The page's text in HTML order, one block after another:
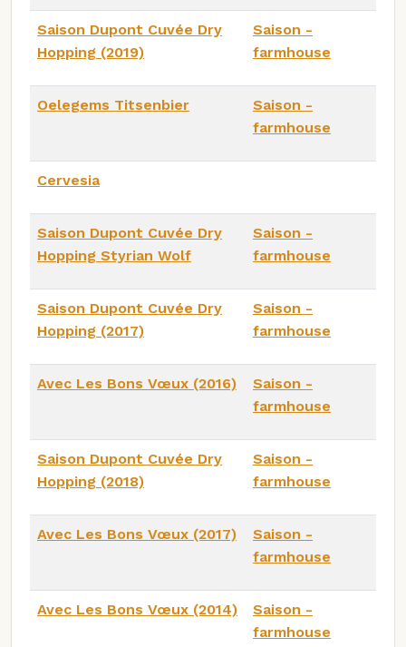
Saison Dupont Cuvée Dry
Hopping (2019)
Saison -
farmhouse
Oelegems Titsenbier
Saison -
farmhouse
Cervesia
Saison Dupont Cuvée Dry
Hopping Styrian Wolf
Saison -
farmhouse
Saison Dupont Cuvée Dry
Hopping (2017)
Saison -
farmhouse
Avec Les Bons Vœux (2016)
Saison -
farmhouse
Saison Dupont Cuvée Dry
Hopping (2018)
Saison -
farmhouse
Avec Les Bons Vœux (2017)
Saison -
farmhouse
Avec Les Bons Vœux (2014)
Saison -
farmhouse